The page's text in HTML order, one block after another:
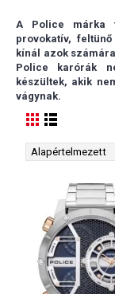
A Police márka
provokatív,
kínál azok
Police karórák
készültek, akik
vágynak.